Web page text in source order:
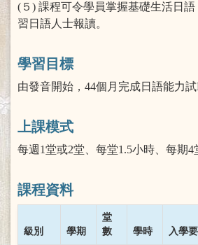
(５) 課程可令學員掌握基礎生活日
習日語人士報讀。
學習目標
由發音開始，44個月完成日語能力試
上課模式
每週1堂或2堂、每堂1.5小時、每期4
課程資料
級別 學期
堂
數
學時 入學